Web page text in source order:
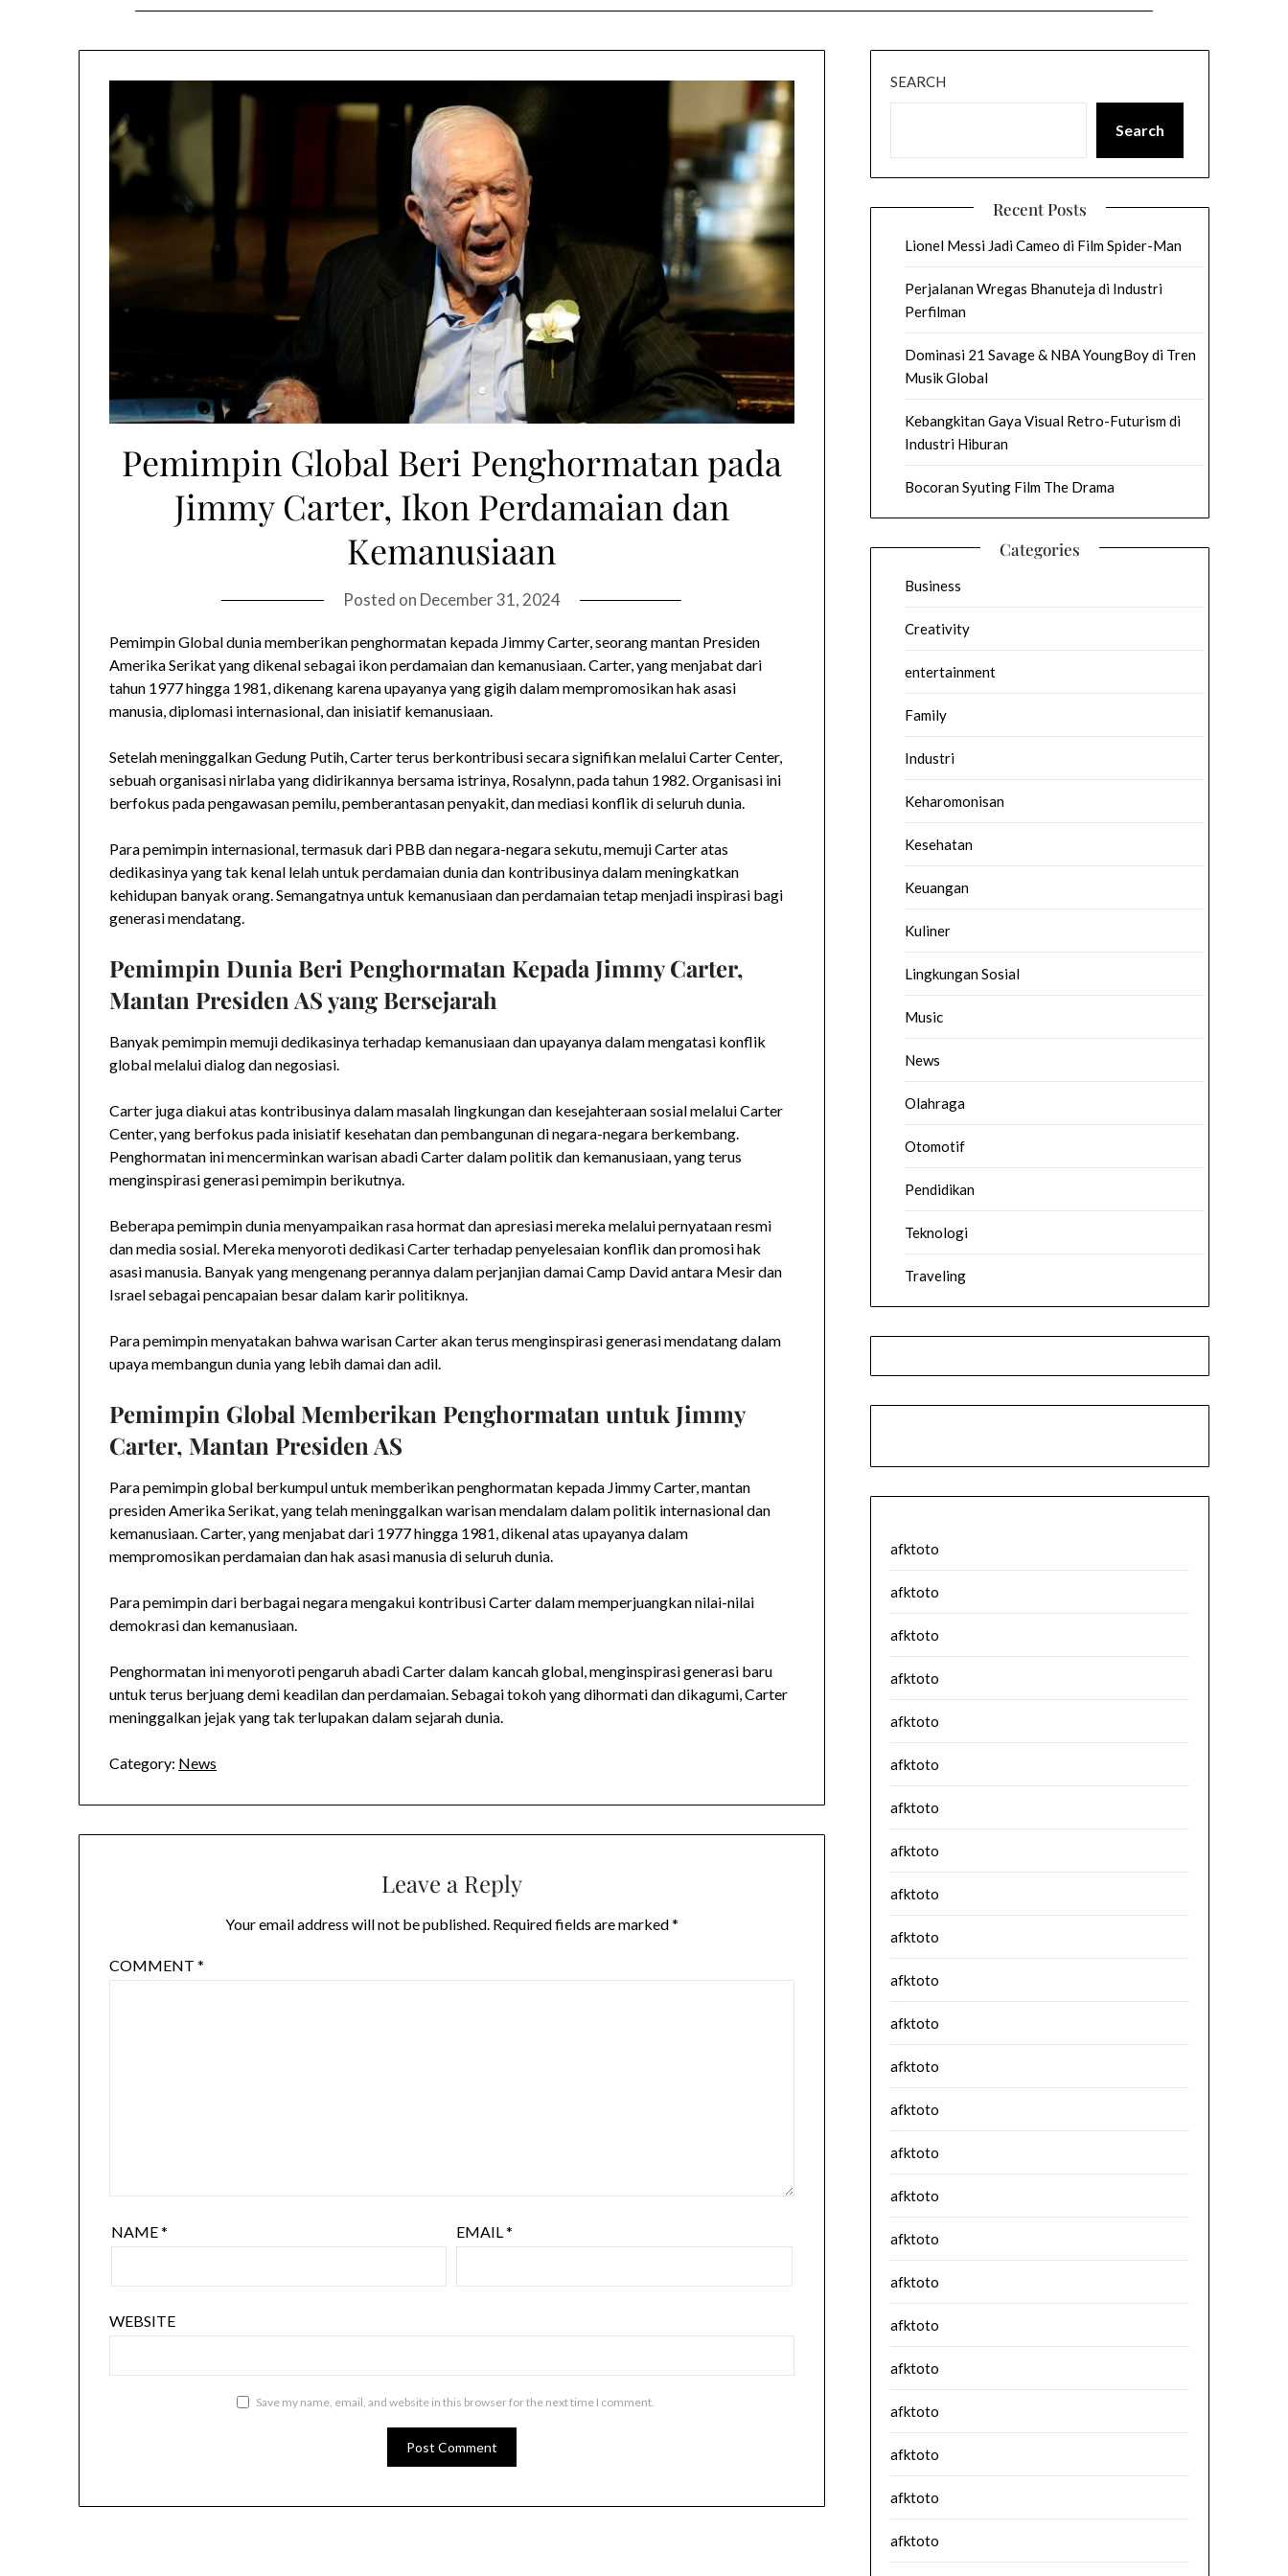
Pemimpin Global Beri Penghormatan pada
Jimmy Carter, Ikon Perdamaian dan
Kemanusiaan
Posted on December 31, 2024
Pemimpin Global dunia memberikan penghormatan kepada Jimmy Carter, seorang mantan Presiden
Amerika Serikat yang dikenal sebagai ikon perdamaian dan kemanusiaan. Carter, yang menjabat dari
tahun 1977 hingga 1981, dikenang karena upayanya yang gigih dalam mempromosikan hak asasi
manusia, diplomasi internasional, dan inisiatif kemanusiaan.
Setelah meninggalkan Gedung Putih, Carter terus berkontribusi secara signifikan melalui Carter Center,
sebuah organisasi nirlaba yang didirikannya bersama istrinya, Rosalynn, pada tahun 1982. Organisasi ini
berfokus pada pengawasan pemilu, pemberantasan penyakit, dan mediasi konflik di seluruh dunia.
Para pemimpin internasional, termasuk dari PBB dan negara-negara sekutu, memuji Carter atas
dedikasinya yang tak kenal lelah untuk perdamaian dunia dan kontribusinya dalam meningkatkan
kehidupan banyak orang. Semangatnya untuk kemanusiaan dan perdamaian tetap menjadi inspirasi bagi
generasi mendatang.
Pemimpin Dunia Beri Penghormatan Kepada Jimmy Carter,
Mantan Presiden AS yang Bersejarah
Banyak pemimpin memuji dedikasinya terhadap kemanusiaan dan upayanya dalam mengatasi konflik
global melalui dialog dan negosiasi.
Carter juga diakui atas kontribusinya dalam masalah lingkungan dan kesejahteraan sosial melalui Carter
Center, yang berfokus pada inisiatif kesehatan dan pembangunan di negara-negara berkembang.
Penghormatan ini mencerminkan warisan abadi Carter dalam politik dan kemanusiaan, yang terus
menginspirasi generasi pemimpin berikutnya.
Beberapa pemimpin dunia menyampaikan rasa hormat dan apresiasi mereka melalui pernyataan resmi
dan media sosial. Mereka menyoroti dedikasi Carter terhadap penyelesaian konflik dan promosi hak
asasi manusia. Banyak yang mengenang perannya dalam perjanjian damai Camp David antara Mesir dan
Israel sebagai pencapaian besar dalam karir politiknya.
Para pemimpin menyatakan bahwa warisan Carter akan terus menginspirasi generasi mendatang dalam
upaya membangun dunia yang lebih damai dan adil.
Pemimpin Global Memberikan Penghormatan untuk Jimmy
Carter, Mantan Presiden AS
Para pemimpin global berkumpul untuk memberikan penghormatan kepada Jimmy Carter, mantan
presiden Amerika Serikat, yang telah meninggalkan warisan mendalam dalam politik internasional dan
kemanusiaan. Carter, yang menjabat dari 1977 hingga 1981, dikenal atas upayanya dalam
mempromosikan perdamaian dan hak asasi manusia di seluruh dunia.
Para pemimpin dari berbagai negara mengakui kontribusi Carter dalam memperjuangkan nilai-nilai
demokrasi dan kemanusiaan.
Penghormatan ini menyoroti pengaruh abadi Carter dalam kancah global, menginspirasi generasi baru
untuk terus berjuang demi keadilan dan perdamaian. Sebagai tokoh yang dihormati dan dikagumi, Carter
meninggalkan jejak yang tak terlupakan dalam sejarah dunia.
Category: News
Leave a Reply
Your email address will not be published. Required fields are marked*
COMMENT*
NAME* EMAIL*
WEBSITE
Save my name, email, and website in this browser for the next time I comment.
SEARCH
Search
Recent Posts
Lionel Messi Jadi Cameo di Film Spider-Man
Perjalanan Wregas Bhanuteja di Industri
Perfilman
Dominasi 21 Savage & NBA YoungBoy di Tren
Musik Global
Kebangkitan Gaya Visual Retro-Futurism di
Industri Hiburan
Bocoran Syuting Film The Drama
Categories
Business
Creativity
entertainment
Family
Industri
Keharomonisan
Kesehatan
Keuangan
Kuliner
Lingkungan Sosial
Music
News
Olahraga
Otomotif
Pendidikan
Teknologi
Traveling
afktoto
afktoto
afktoto
afktoto
afktoto
afktoto
afktoto
afktoto
afktoto
afktoto
afktoto
afktoto
afktoto
afktoto
afktoto
afktoto
afktoto
afktoto
afktoto
afktoto
afktoto
afktoto
afktoto
afktoto